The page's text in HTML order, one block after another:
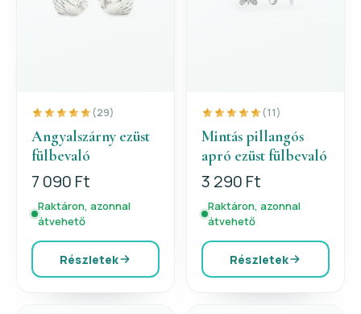
(29)
Angyalszárny ezüst
fülbevaló
7 090 Ft
Raktáron, azonnal
átvehető
Részletek
(11)
Mintás pillangós
apró ezüst fülbevaló
3 290 Ft
Raktáron, azonnal
átvehető
Részletek